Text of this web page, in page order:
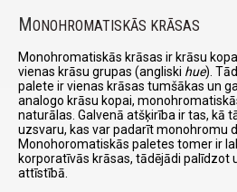
MONOHROMATISKĀS KRĀSAS
Monohromatiskās krāsas ir krāsu
vienas krāsu grupas (angliski hue).
palete ir vienas krāsas tumšākas un
analogo krāsu kopai,
naturālas. Galvenā atšķirība ir tas, kā
uzsvaru, kas var padarīt monohromu
Monohoromatiskās paletes tomer ir
korporatīvās krāsas, tādējādi palīdzot
attīstībā.